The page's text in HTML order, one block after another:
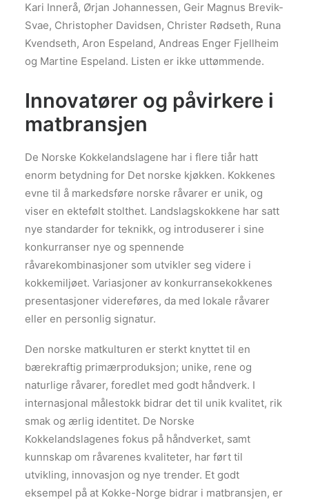
Kari Innerå, Ørjan Johannessen, Geir Magnus Brevik-
Svae, Christopher Davidsen, Christer Rødseth, Runa
Kvendseth, Aron Espeland, Andreas Enger Fjellheim
og Martine Espeland. Listen er ikke uttømmende.
Innovatører og påvirkere i
matbransjen
De Norske Kokkelandslagene har i flere tiår hatt
enorm betydning for Det norske kjøkken. Kokkenes
evne til å markedsføre norske råvarer er unik, og
viser en ektefølt stolthet. Landslagskokkene har satt
nye standarder for teknikk, og introduserer i sine
konkurranser nye og spennende
råvarekombinasjoner som utvikler seg videre i
kokkemiljøet. Variasjoner av konkurransekokkenes
presentasjoner videreføres, da med lokale råvarer
eller en personlig signatur.
Den norske matkulturen er sterkt knyttet til en
bærekraftig primærproduksjon; unike, rene og
naturlige råvarer, foredlet med godt håndverk. I
internasjonal målestokk bidrar det til unik kvalitet, rik
smak og ærlig identitet. De Norske
Kokkelandslagenes fokus på håndverket, samt
kunnskap om råvarenes kvaliteter, har ført til
utvikling, innovasjon og nye trender. Et godt
eksempel på at Kokke-Norge bidrar i matbransjen, er